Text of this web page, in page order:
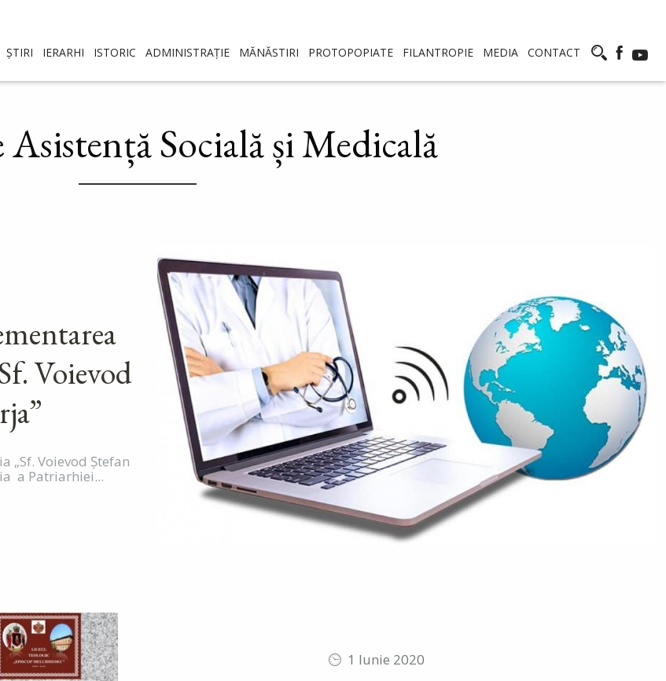
ȘTIRI IERARHI ISTORIC ADMINISTRAȚIE MĂNĂSTIRI PROTOPOPIATE FILANTROPIE MEDIA CONTACT
Socială și Medicală
Voievod
„Sf. Voievod Ștefan
a Patriarhiei...
1 Iunie 2020